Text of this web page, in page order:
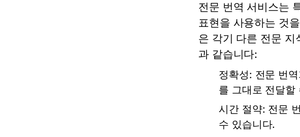
전문 번역 서비스는
표현을 사용하는 것
은 각기 다른 전문
과 같습니다:
정확성: 전문 번
를 그대로 전달할
시간 절약: 전문
수 있습니다.